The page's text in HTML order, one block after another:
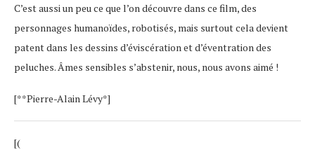
C’est aussi un peu ce que l’on découvre dans ce film, des
personnages humanoïdes, robotisés, mais surtout cela devient
patent dans les dessins d’éviscération et d’éventration des
peluches. Âmes sensibles s’abstenir, nous, nous avons aimé !
[**Pierre-Alain Lévy*]
[(